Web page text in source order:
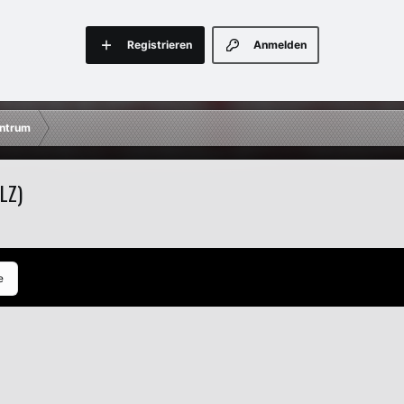
Anmelden
Registrieren